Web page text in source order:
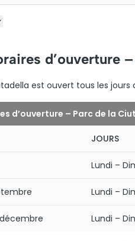
d’ouverture
est ouvert tous les
d’ouverture – Parc de la
JOURS
Lundi –
Lundi –
Lundi –